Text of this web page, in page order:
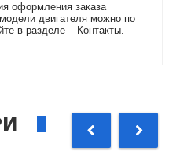
оформления заказа
двигателя можно по
в разделе – Контакты.